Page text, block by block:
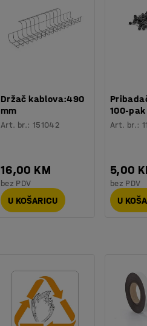
Držač kablova:490
mm
Art. br.: 151042
16,00 KM
bez PDV
U KOŠARICU
100-pak
Art. br.:
5,00
bez PDV
U